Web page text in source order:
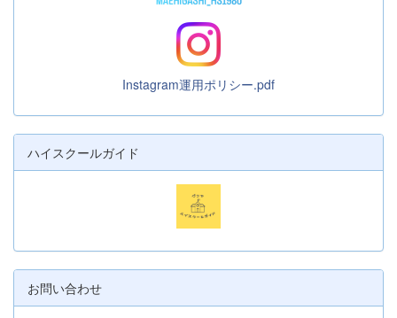
Instagram運用ポリシー.pdf
ハイスクールガイド
お問い合わせ